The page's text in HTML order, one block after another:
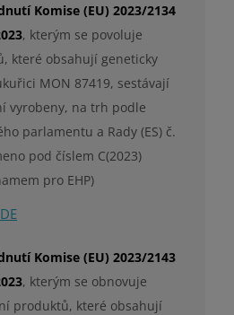
Komise (EU) 2023/2134
, kterým se povoluje
které obsahují geneticky
MON 87419, sestávají
vyrobeny, na trh podle
parlamentu a Rady (ES) č.
pod číslem C(2023)
pro EHP)
Komise (EU) 2023/2143
, kterým se obnovuje
produktů, které obsahují